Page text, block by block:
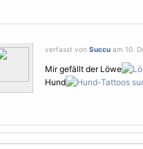
verfasst von Succu am 10.
Mir gefällt der Löwe
Hund